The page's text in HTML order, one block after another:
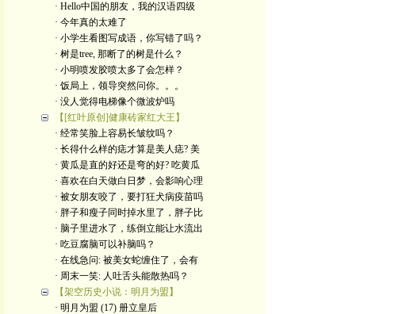
· Hello中国的朋友，我的汉语四级
· 今年真的太难了
· 小学生看图写成语，你写错了吗？
· 树是tree, 那断了的树是什么？
· 小明喷发胶喷太多了会怎样？
· 饭局上，领导突然问你。。。
· 没人觉得电梯像个微波炉吗
【[红叶原创]健康砖家红大王】
· 经常笑脸上容易长皱纹吗？
· 长得什么样的痣才算是美人痣? 美
· 黄瓜是直的好还是弯的好? 吃黄瓜
· 喜欢在白天做白日梦，会影响心理
· 被女朋友咬了，要打狂犬病疫苗吗
· 胖子和瘦子同时掉水里了，胖子比
· 脑子里进水了，练倒立能让水流出
· 吃豆腐脑可以补脑吗？
· 在线急问: 被美女蛇缠住了，会有
· 周末一笑: 人吐舌头能散热吗？
【架空历史小说：明月为盟】
· 明月为盟 (17) 册立皇后